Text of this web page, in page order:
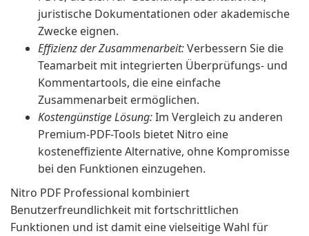
juristische Dokumentationen oder akademische
Zwecke eignen.
Effizienz der Zusammenarbeit:Verbessern Sie die
Teamarbeit mit integrierten Überprüfungs- und
Kommentartools, die eine einfache
Zusammenarbeit ermöglichen.
Kostengünstige Lösung:Im Vergleich zu anderen
Premium-PDF-Tools bietet Nitro eine
kosteneffiziente Alternative, ohne Kompromisse
bei den Funktionen einzugehen.
Nitro PDF Professional kombiniert
Benutzerfreundlichkeit mit fortschrittlichen
Funktionen und ist damit eine vielseitige Wahl für